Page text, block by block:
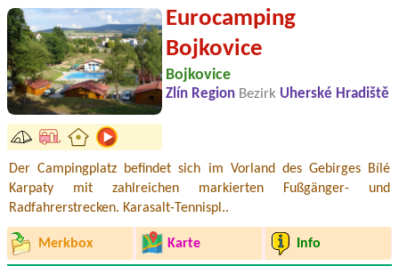
Eurocamping
Bojkovice
Bojkovice
Zlín Region Bezirk Uherské Hradiště
Der Campingplatz befindet sich im Vorland des Gebirges Bílé
Karpaty mit zahlreichen markierten Fußgänger- und
Radfahrerstrecken. Karasalt-Tennispl..
Merkbox Karte Info